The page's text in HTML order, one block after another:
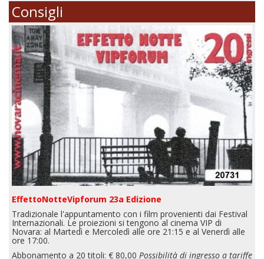
Consigli
EffettoNotteVipforum 23a Edizione
Tradizionale l'appuntamento con i film provenienti dai Festival
Internazionali. Le proiezioni si tengono al cinema VIP di
Novara: al Martedì e Mercoledì alle ore 21:15 e al Venerdì alle
ore 17:00.
Abbonamento a 20 titoli: € 80,00 Possibilità di ingresso a tariffe